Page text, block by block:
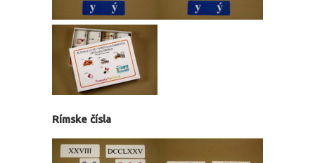
Rímske čísla